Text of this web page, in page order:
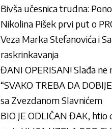
Bivša učesnica trudna:
Nikolina Pišek prvi put o
Veza Marka Stefanovića i
raskrinkavanja
ĐANI OPERISAN! Slađa
“SVAKO TREBA DA
sa Zvezdanom Slavnićem
BIO JE ODLIČAN ĐAK,